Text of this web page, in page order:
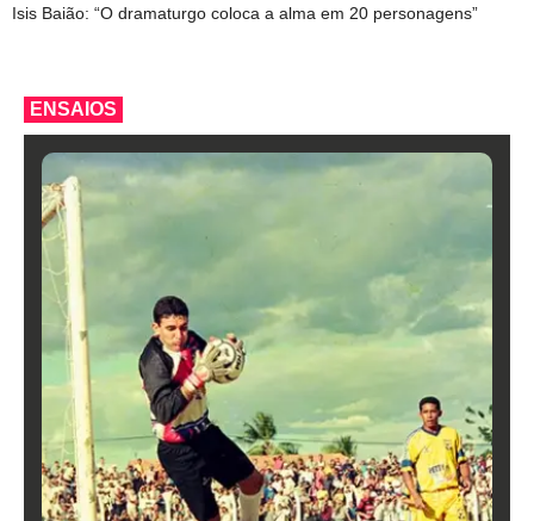
Isis Baião: “O dramaturgo coloca a alma em 20 personagens”
ENSAIOS